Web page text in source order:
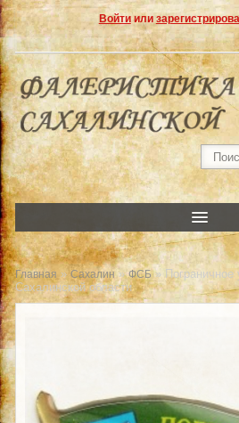
Войтиили
Главная » Сахалин»ФСБ»
Сахалинской области